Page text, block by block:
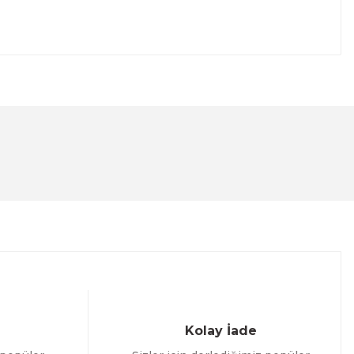
Kolay İade